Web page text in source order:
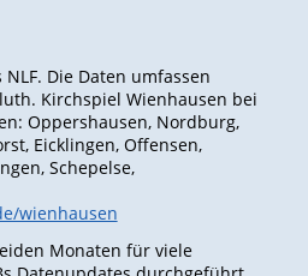
Die Daten umfassen
Kirchspiel Wienhausen bei
Oppershausen, Nordburg,
Eicklingen, Offensen,
Schepelse,
wienhausen
Monaten für viele